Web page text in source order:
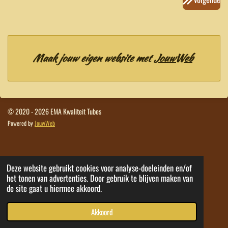
Deze website gebruikt cookies voor analyse-doeleinden en/of
het tonen van advertenties. Door gebruik te blijven maken van
de site gaat u hiermee akkoord.
Akkoord
Maak jouw eigen website met JouwWeb
© 2020 - 2026 EMA Kwaliteit Tubes
Powered byJouwWeb